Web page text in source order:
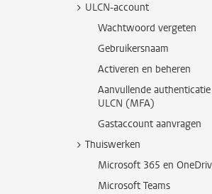
ULCN-account
Wachtwoord vergeten
Gebruikersnaam
Activeren en beheren
Aanvullende
ULCN (MFA)
Gastaccount aanvragen
Thuiswerken
Microsoft 365 en
Microsoft Teams